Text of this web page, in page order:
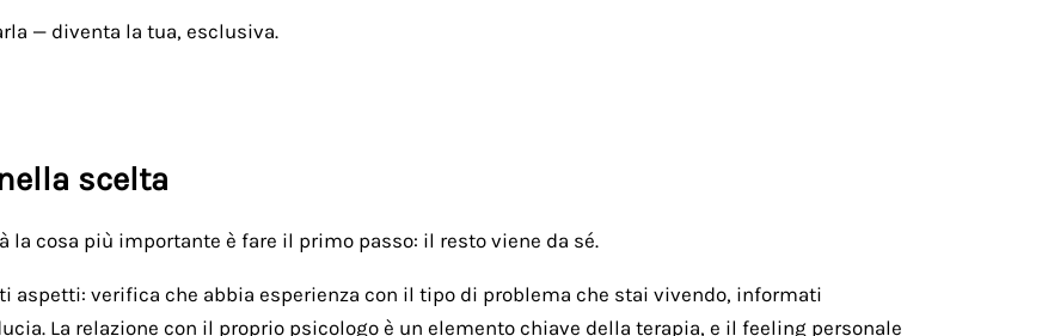
— diventa la tua, esclusiva.
scelta
cosa più importante è fare il primo passo: il resto viene da sé.
verifica che abbia esperienza con il tipo di problema che stai vivendo, informati
La relazione con il proprio psicologo è un elemento chiave della terapia, e il feeling personale